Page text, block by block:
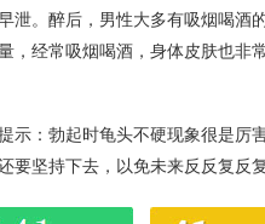
泄。醉后，男性大多有吸烟喝酒
，经常吸烟喝酒，身体皮肤也非
示：勃起时龟头不硬现象很是厉
要坚持下去，以免未来反反复反